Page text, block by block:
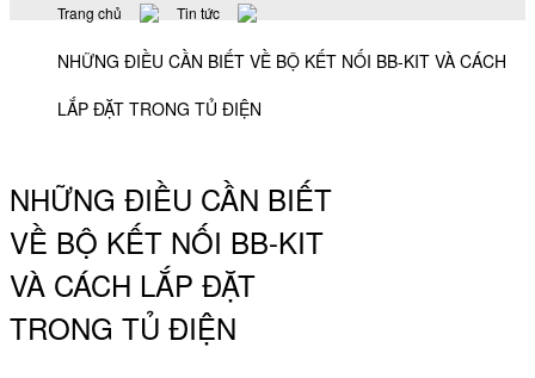
Trang chủ Tin tức
NHỮNG ĐIỀU CẦN BIẾT VỀ BỘ KẾT NỐI BB-KIT VÀ CÁCH
LẮP ĐẶT TRONG TỦ ĐIỆN
NHỮNG ĐIỀU CẦN BIẾT
VỀ BỘ KẾT NỐI BB-KIT
VÀ CÁCH LẮP ĐẶT
TRONG TỦ ĐIỆN